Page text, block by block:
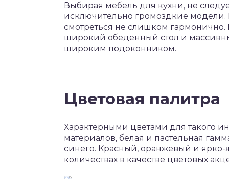
Выбирая мебель для кухни, не
исключительно громоздкие
смотреться не слишком гармонично.
широкий обеденный стол и
широким подоконником.
Цветовая палитра
Характерными цветами для такого
материалов, белая и пастельная
синего. Красный, оранжевый и
количествах в качестве цветовых